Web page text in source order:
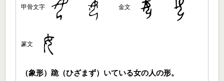
甲骨文字 金文
篆文
（象形）跪（ひざまず）いている女の人の形。